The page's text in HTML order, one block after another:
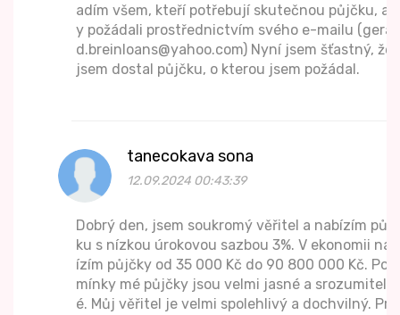
adím všem, kteří potřebují skutečnou půjčku, ab
y požádali prostřednictvím svého e-mailu (gerar
d.breinloans@yahoo.com) Nyní jsem šťastný, že
jsem dostal půjčku, o kterou jsem požádal.
tanecokava sona
12.09.2024 00:43:39
Dobrý den, jsem soukromý věřitel a nabízím půjč
ku s nízkou úrokovou sazbou 3%. V ekonomii nab
ízím půjčky od 35 000 Kč do 90 800 000 Kč. Pod
mínky mé půjčky jsou velmi jasné a srozumiteln
é. Můj věřitel je velmi spolehlivý a dochvilný. Pro